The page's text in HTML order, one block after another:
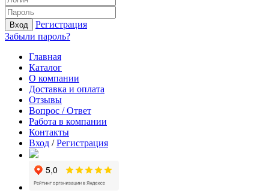
Вход
Регистрация
Забыли пароль?
Главная
Каталог
О компании
Доставка и оплата
Отзывы
Вопрос / Ответ
Работа в компании
Контакты
Вход /Регистрация